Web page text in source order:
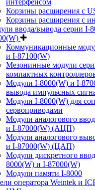
Корзины расширения с
Корзины расширения с
ввода/вывода серии I-
Коммуникационные
и I-87100(W)
Мезонинные модули
компактных
Модули I-8000(W) и I-
вывода импульсных
Модули I-8000(W) для
сервоприводами
Модули аналогового
и I-87000(W) (АЦП)
Модули аналогового
и I-87000(W) (ЦАП)
Модули дискретного
8000(W) и I-87000(W)
Модули памяти I-8000
оператора Weintek и